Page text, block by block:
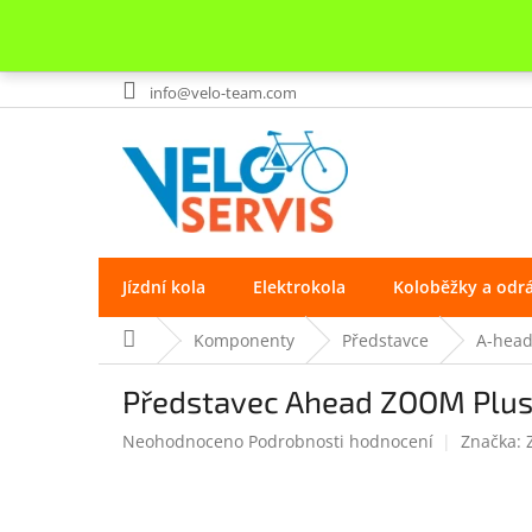
Přejít
na
info@velo-team.com
Jízdní kola Elektrokola Koloběžky a
Domů Komponenty Představce A-head
Představec Ahead ZOOM
Průměrné
Neohodnoceno Podrobnosti hodnocení Značka: